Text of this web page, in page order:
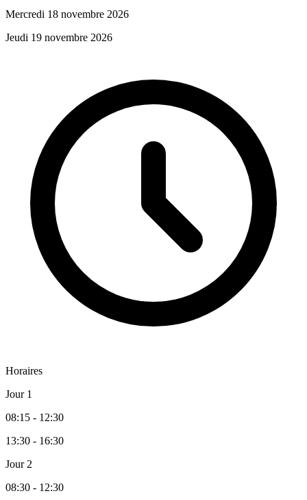
Mercredi 18 novembre 2026
Jeudi 19 novembre 2026
Horaires
Jour 1
08:15 - 12:30
13:30 - 16:30
Jour 2
08:30 - 12:30